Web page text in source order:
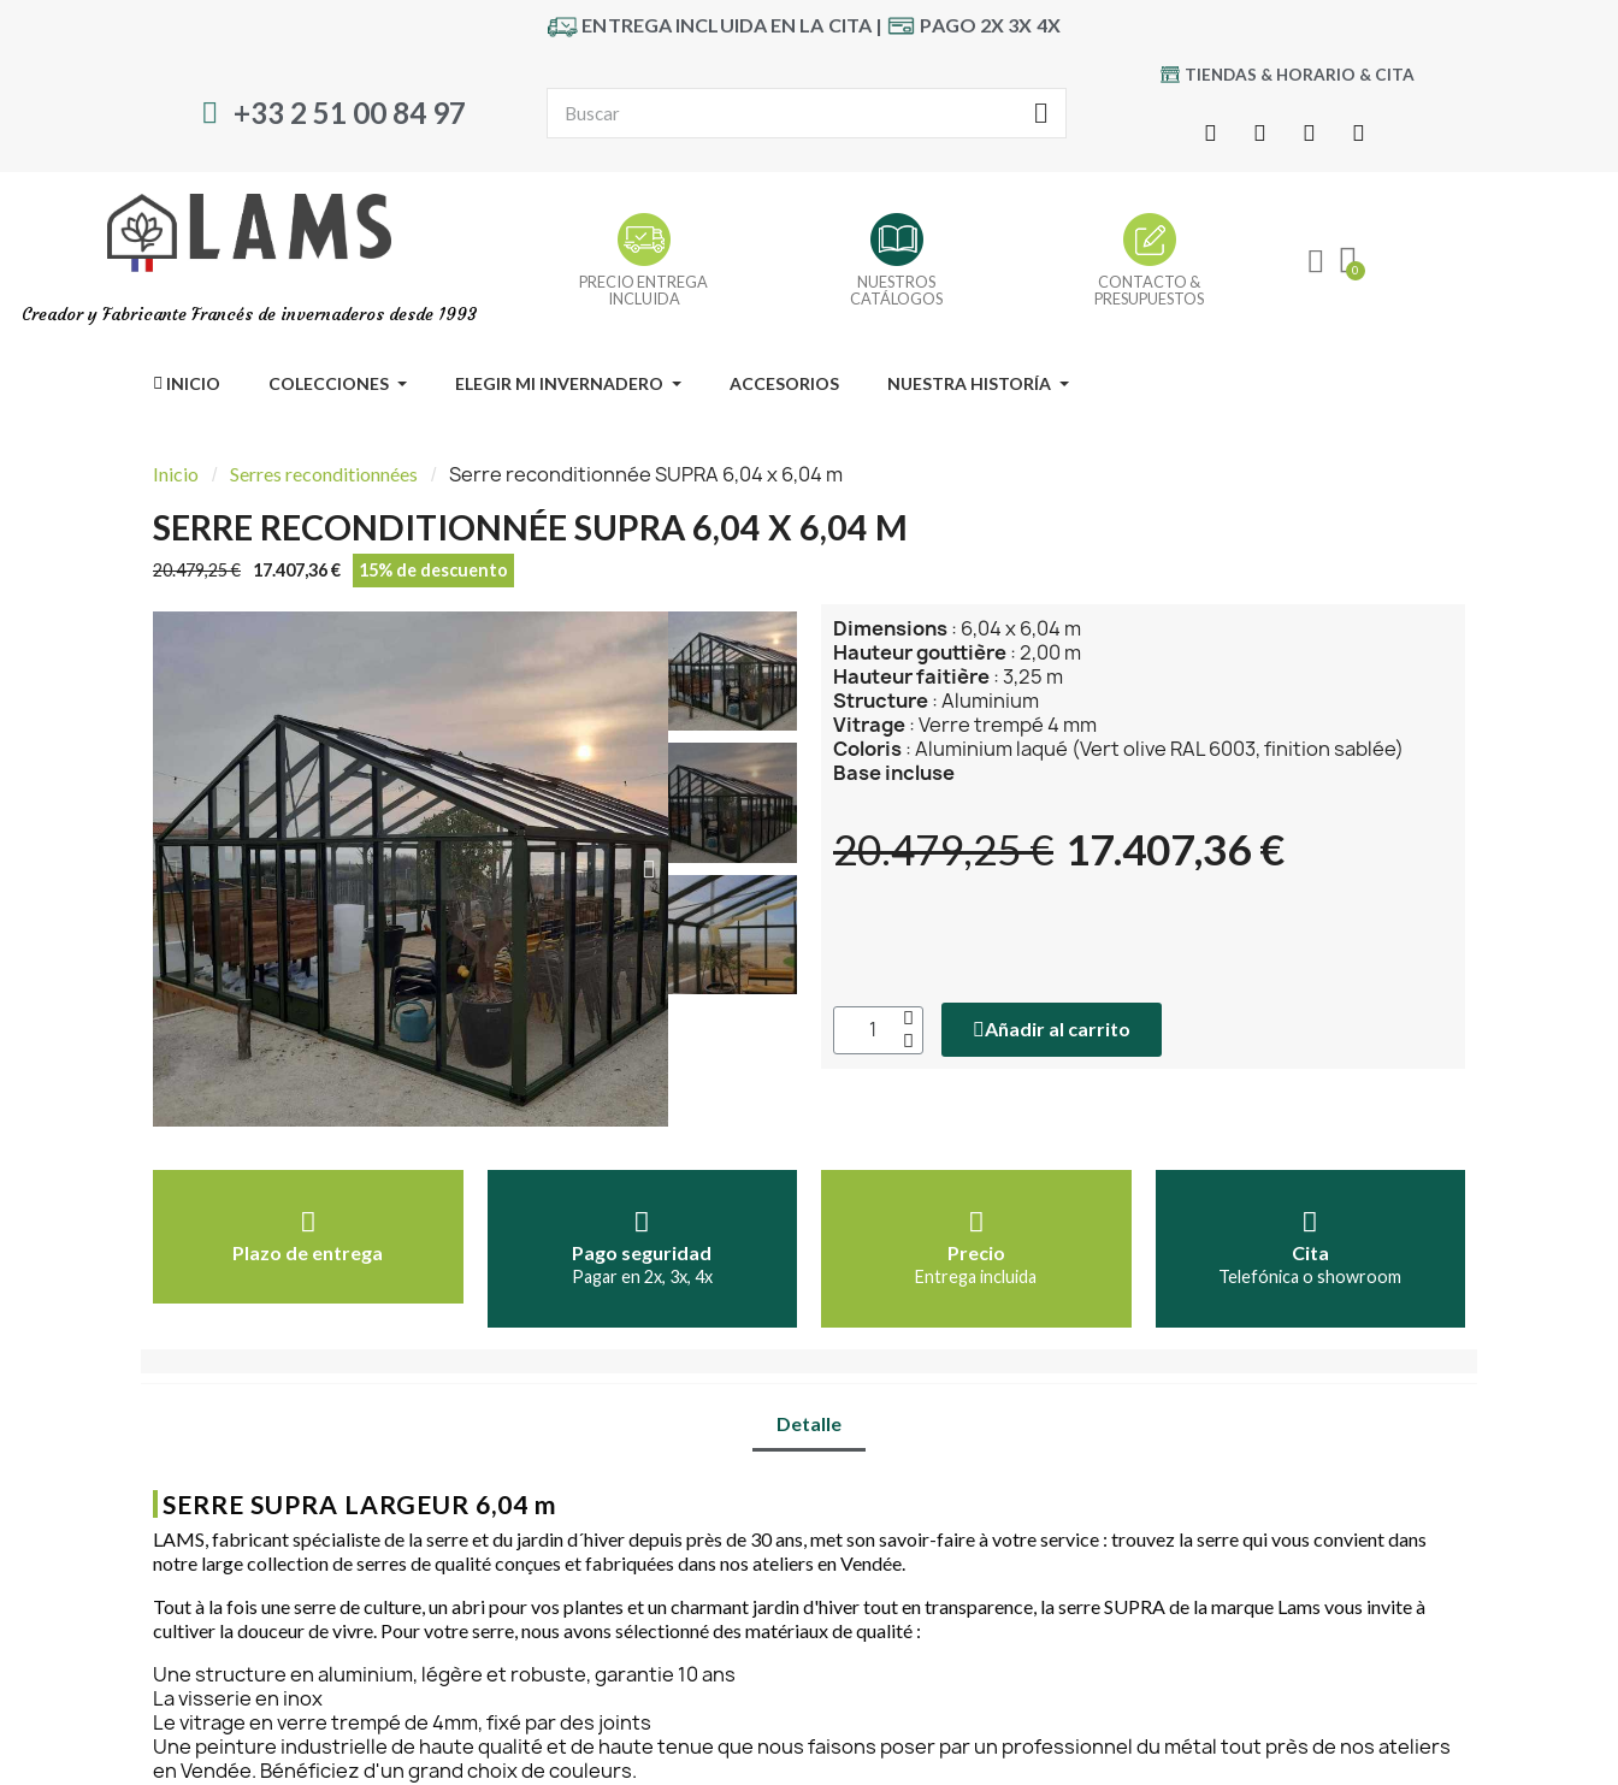
ENTREGA INCLUIDA EN LA CITA | PAGO 2X 3X 4X
+33 2 51 00 84 97
TIENDAS & HORARIO & CITA
Creador y Fabricante Francés de invernaderos desde 1993
PRECIO ENTREGA
INCLUIDA
NUESTROS
CATÁLOGOS
CONTACTO &
PRESUPUESTOS
INICIO COLECCIONES ELEGIR MI INVERNADERO ACCESORIOS NUESTRA HISTORÍA
Inicio Serres reconditionnées Serre reconditionnée SUPRA 6,04 x 6,04 m
SERRE RECONDITIONNÉE SUPRA 6,04 X 6,04 M
20.479,25 € 17.407,36 € 15% de descuento
Dimensions: 6,04 x 6,04 m
Hauteur gouttière: 2,00 m
Hauteur faitière: 3,25 m
Structure: Aluminium
Vitrage: Verre trempé 4 mm
Coloris: Aluminium laqué (Vert olive RAL 6003, finition sablée)
Base incluse
20.479,25 € 17.407,36 €
Añadir al carrito
Plazo de entrega Pago seguridad
Pagar en 2x, 3x, 4x
Precio
Entrega incluida
Cita
Telefónica o showroom
Detalle
SERRE SUPRA LARGEUR 6,04 m
LAMS, fabricant spécialiste de la serre et du jardin d´hiver depuis près de 30 ans, met son savoir-faire à votre service : trouvez la serre qui vous convient dans
notre large collection de serres de qualité conçues et fabriquées dans nos ateliers en Vendée.
Tout à la fois une serre de culture, un abri pour vos plantes et un charmant jardin d'hiver tout en transparence, la serre SUPRA de la marque Lams vous invite à
cultiver la douceur de vivre. Pour votre serre, nous avons sélectionné des matériaux de qualité :
Une structure en aluminium, légère et robuste, garantie 10 ans
La visserie en inox
Le vitrage en verre trempé de 4mm, fixé par des joints
Une peinture industrielle de haute qualité et de haute tenue que nous faisons poser par un professionnel du métal tout près de nos ateliers
en Vendée. Bénéficiez d'un grand choix de couleurs.